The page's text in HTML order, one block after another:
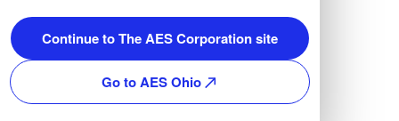
Continue to The AES Corporation site
Go to AES Ohio